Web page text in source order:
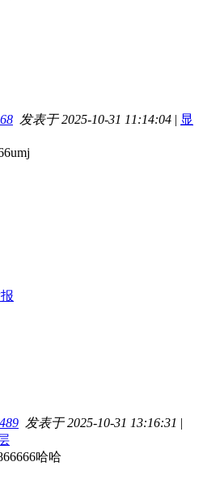
发表于 2025-10-31 11:14:04 | 显
发表于 2025-10-31 13:16:31 |
哈哈